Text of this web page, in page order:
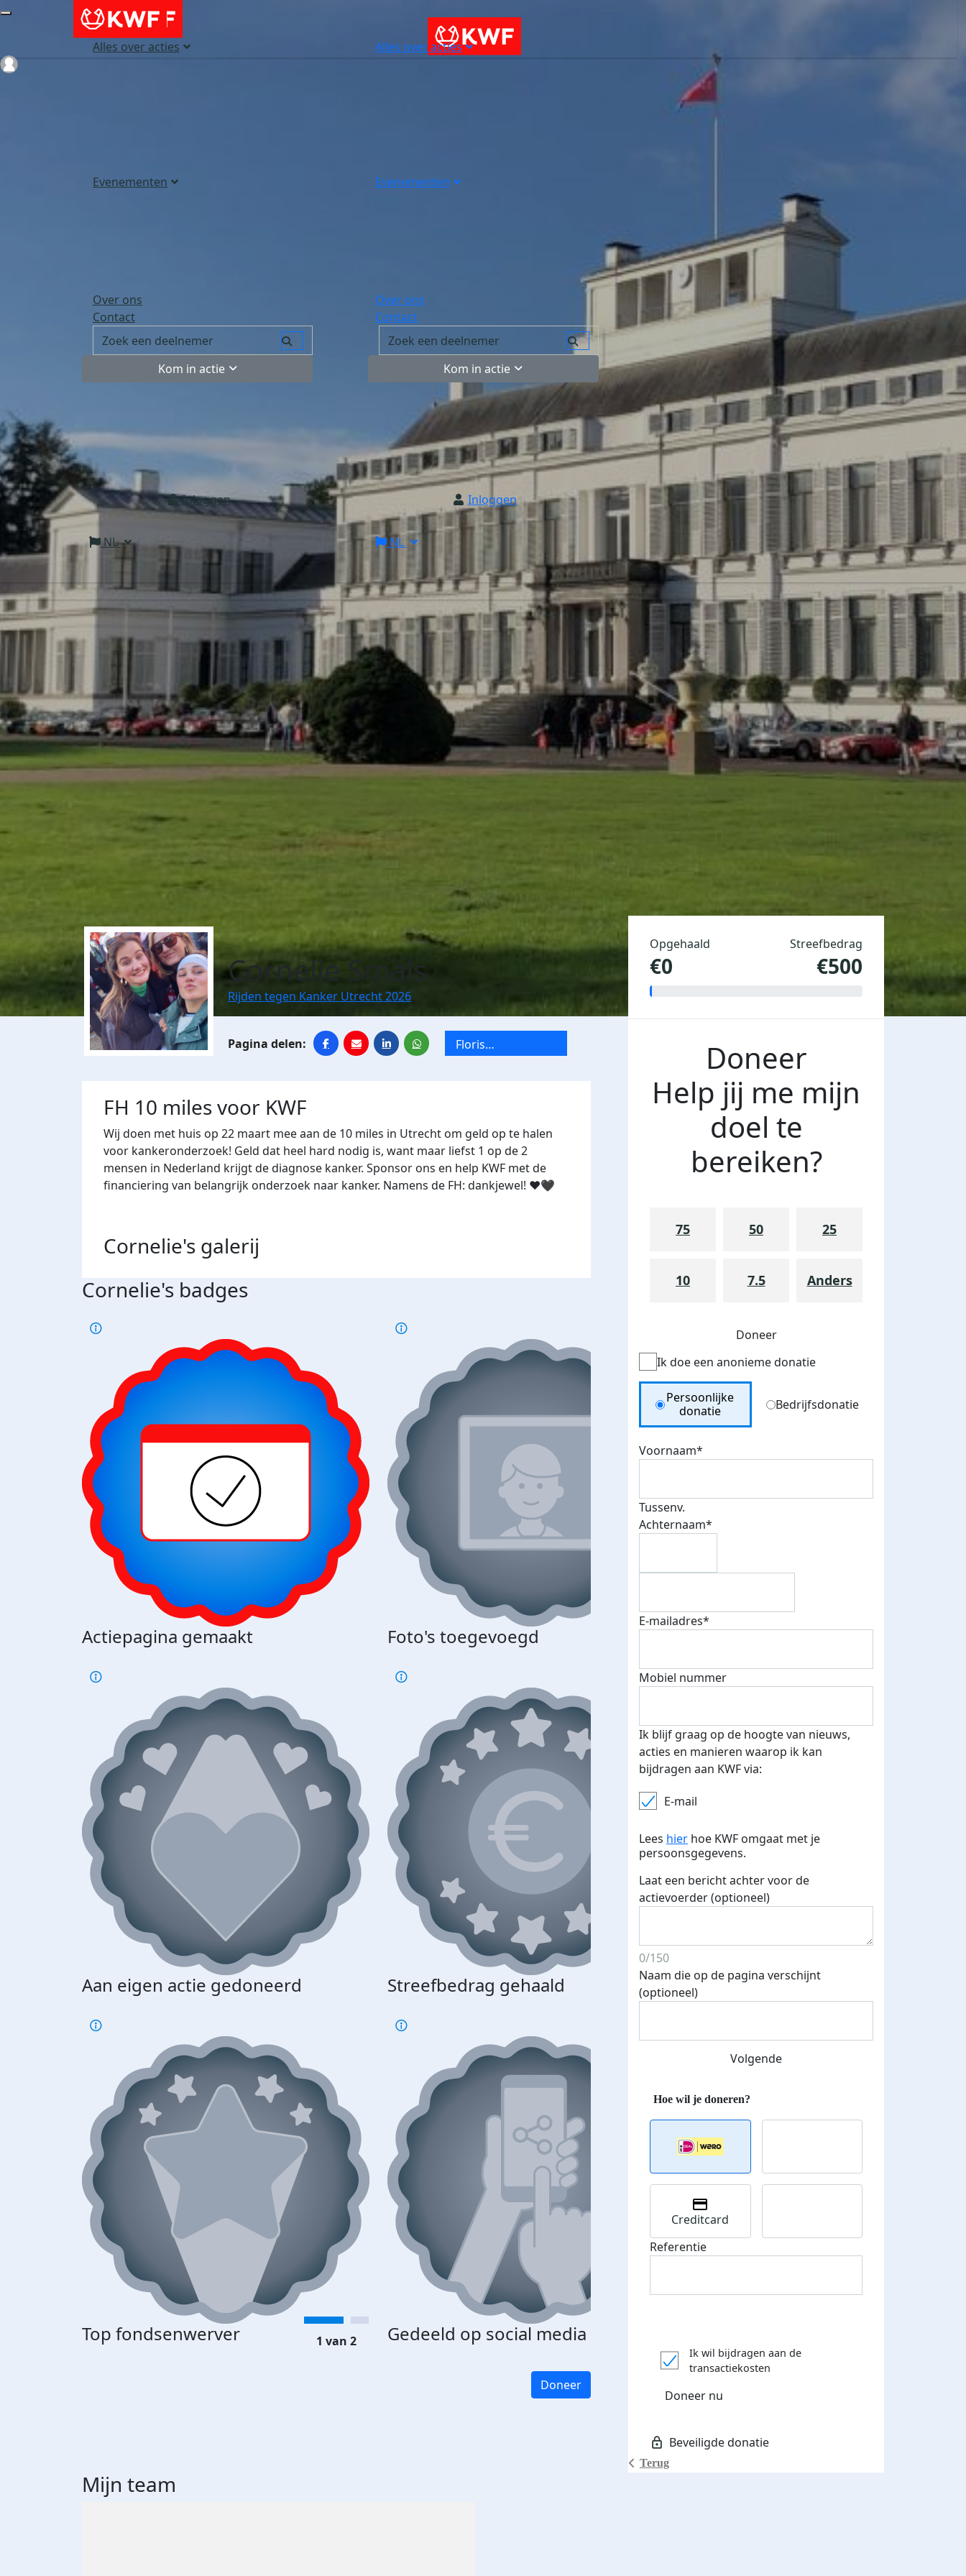
Alles over acties
Evenementen
Over ons
Contact
Kom in actie
Inloggen
NL
Alles over acties
Evenementen
Over ons
Contact
Kom in actie
Inloggen
NL
Cornelie Smals
Rijden tegen Kanker Utrecht 2026
Floris
Heermalestraat
FH 10 miles voor KWF
Wij doen met huis op 22 maart mee aan de 10 miles in Utrecht om geld op te halen
voor kankeronderzoek! Geld dat heel hard nodig is, want maar liefst 1 op de 2
mensen in Nederland krijgt de diagnose kanker. Sponsor ons en help KWF met de
financiering van belangrijk onderzoek naar kanker. Namens de FH: dankjewel! ❤️🖤
Cornelie's galerij
Cornelie's badges
Actiepagina gemaakt Foto's toegevoegd E-mails verstuurd
Aan eigen actie gedoneerd Streefbedrag gehaald Streefbedrag verhoogd
Top fondsenwerver Gedeeld op social media
Top fondsenwerver
1 van 2
Doneer
Opgehaald
€0
Streefbedrag
€500
Doneer
Help jij me mijn
doel te
bereiken?
75 50 25
10 7.5 Anders
Doneer
Ik doe een anonieme donatie
Donation Type
Persoonlijke
donatie
Bedrijfsdonatie
Voornaam*
Tussenv.
Achternaam*
E-mailadres*
Mobiel nummer
Ik blijf graag op de hoogte van nieuws,
acties en manieren waarop ik kan
bijdragen aan KWF via:
E-mail
Lees hier hoe KWF omgaat met je
persoonsgegevens.
Laat een bericht achter voor de
actievoerder (optioneel)
0/150
Naam die op de pagina verschijnt
(optioneel)
Volgende
Terug
Creditcard
Referentie
Ik wil bijdragen aan de
transactiekosten
Doneer nu
Mijn team